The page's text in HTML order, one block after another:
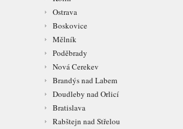
Ostrava
Boskovice
Mělník
Poděbrady
Nová Cerekev
Brandýs nad Labem
Doudleby nad Orlicí
Bratislava
Rabštejn nad Střelou